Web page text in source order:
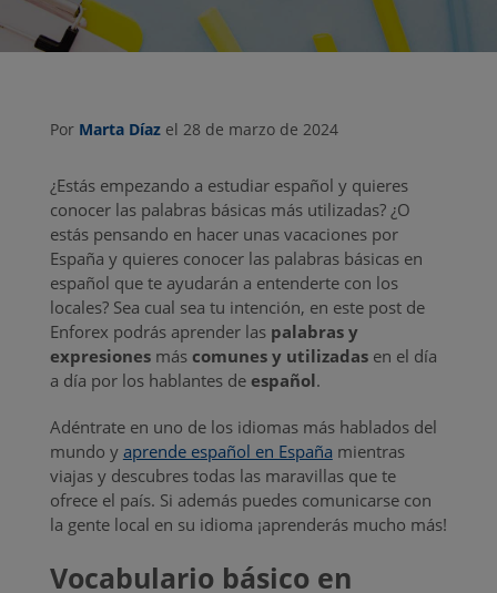
Por Marta Díazel 28 de marzo de 2024
¿Estás empezando a estudiar español y quieres
conocer las palabras básicas más utilizadas? ¿O
estás pensando en hacer unas vacaciones por
España y quieres conocer las palabras básicas en
español que te ayudarán a entenderte con los
locales? Sea cual sea tu intención, en este post de
Enforex podrás aprender las palabras y
expresionesmás comunes y utilizadasen el día
a día por los hablantes de español.
Adéntrate en uno de los idiomas más hablados del
mundo y aprende español en España mientras
viajas y descubres todas las maravillas que te
ofrece el país. Si además puedes comunicarse con
la gente local en su idioma ¡aprenderás mucho más!
Vocabulario básico en